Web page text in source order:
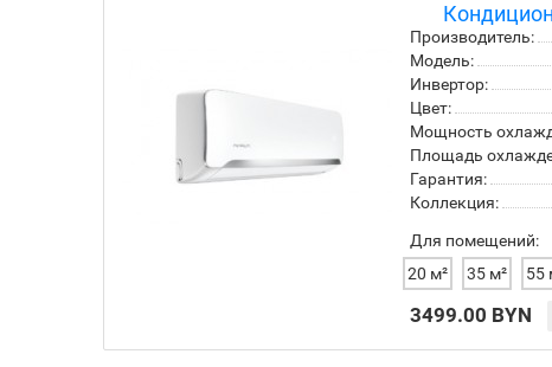
Производитель:
Модель:
Инвертор:
Цвет:
Мощность
Площадь
Гарантия:
Коллекция:
Для помещений:
20 м²
35 м² 55
3499.00 BYN